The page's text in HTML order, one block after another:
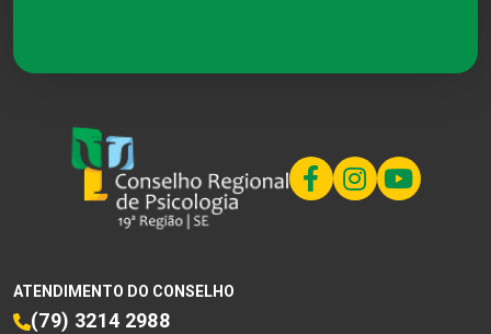
ATENDIMENTO DO CONSELHO
(79) 3214 2988